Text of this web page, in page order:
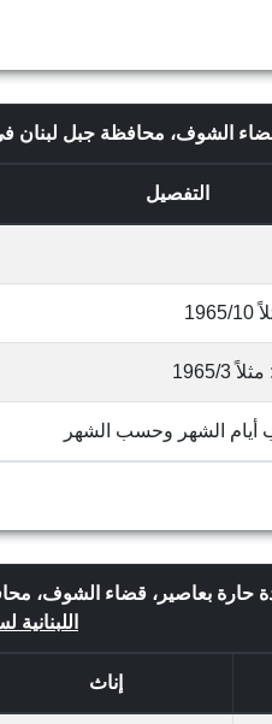
قضاء الشوف، محافظة جبل
التفصيل
3
أيام الشهر وحسب الشهر
حارة بعاصير، قضاء الشوف،
اللبنانية
إناث